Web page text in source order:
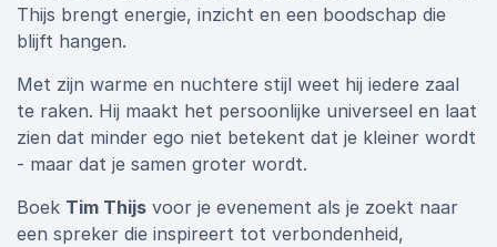
Thijs brengt energie, inzicht en een boodschap die
blijft hangen.
Met zijn warme en nuchtere stijl weet hij iedere zaal
te raken. Hij maakt het persoonlijke universeel en laat
zien dat minder ego niet betekent dat je kleiner wordt
- maar dat je samen groter wordt.
Boek Tim Thijs voor je evenement als je zoekt naar
een spreker die inspireert tot verbondenheid,